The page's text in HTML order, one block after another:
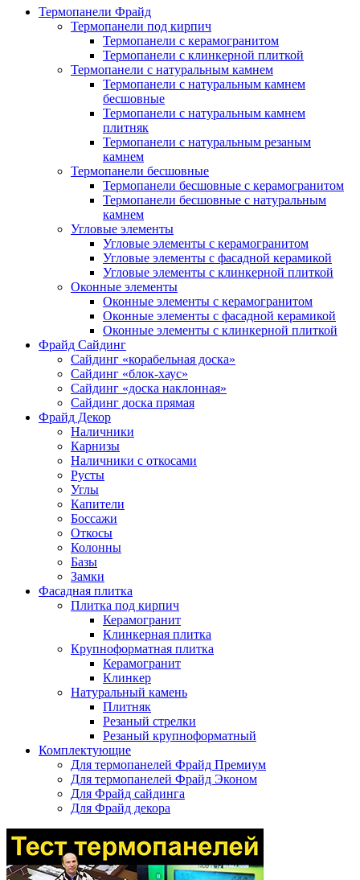
Термопанели Фрайд
Термопанели под кирпич
Термопанели с керамогранитом
Термопанели с клинкерной плиткой
Термопанели с натуральным камнем
Термопанели с натуральным камнем
бесшовные
Термопанели с натуральным камнем
плитняк
Термопанели с натуральным резаным
камнем
Термопанели бесшовные
Термопанели бесшовные с керамогранитом
Термопанели бесшовные с натуральным
камнем
Угловые элементы
Угловые элементы с керамогранитом
Угловые элементы с фасадной керамикой
Угловые элементы с клинкерной плиткой
Оконные элементы
Оконные элементы с керамогранитом
Оконные элементы с фасадной керамикой
Оконные элементы с клинкерной плиткой
Фрайд Сайдинг
Сайдинг «корабельная доска»
Сайдинг «блок-хаус»
Сайдинг «доска наклонная»
Сайдинг доска прямая
Фрайд Декор
Наличники
Карнизы
Наличники с откосами
Русты
Углы
Капители
Боссажи
Откосы
Колонны
Базы
Замки
Фасадная плитка
Плитка под кирпич
Керамогранит
Клинкерная плитка
Крупноформатная плитка
Керамогранит
Клинкер
Натуральный камень
Плитняк
Резаный стрелки
Резаный крупноформатный
Комплектующие
Для термопанелей Фрайд Премиум
Для термопанелей Фрайд Эконом
Для Фрайд сайдинга
Для Фрайд декора